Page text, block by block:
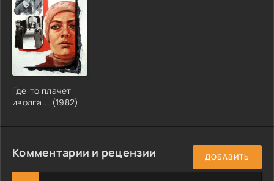
Где-то плачет
иволга... (1982)
Комментарии и рецензии ДОБАВИТЬ